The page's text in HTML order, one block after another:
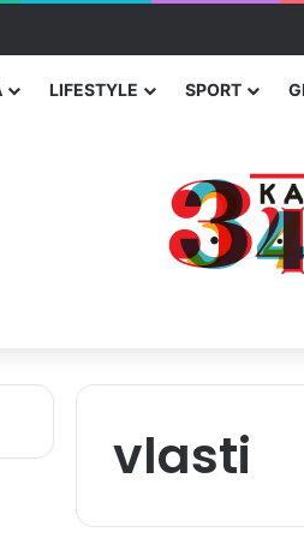
učenik ubio babu i dedu, pa
LIFESTYLE SPORT
vlasti